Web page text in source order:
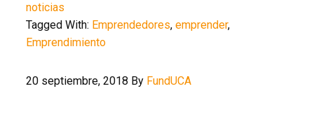
noticias
Tagged With: Emprendedores,emprender,
Emprendimiento
20 septiembre, 2018 By FundUCA